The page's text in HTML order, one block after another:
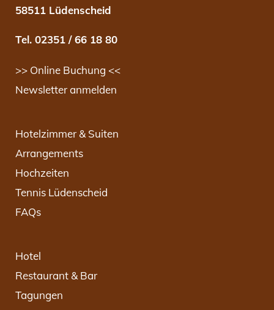
58511 Lüdenscheid
Tel. 02351 / 66 18 80
>> Online Buchung <<
Newsletter anmelden
Hotelzimmer & Suiten
Arrangements
Hochzeiten
Tennis Lüdenscheid
FAQs
Hotel
Restaurant & Bar
Tagungen